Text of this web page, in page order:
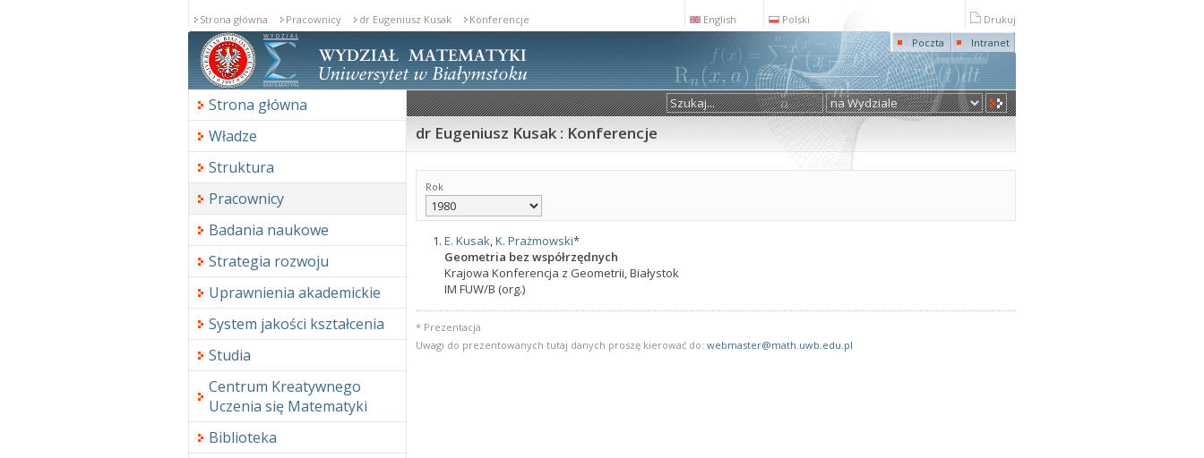
Strona główna Pracownicy dr Eugeniusz Kusak Konferencje English Polski
Drukuj
Poczta
Intranet
Strona główna
Władze
Struktura
Pracownicy
Badania naukowe
Strategia rozwoju
Uprawnienia akademickie
System jakości kształcenia
Studia
Centrum Kreatywnego
Uczenia się Matematyki
Biblioteka
dr Eugeniusz Kusak : Konferencje
Rok
E. Kusak,K. Prażmowski*
Geometria bez współrzędnych
Krajowa Konferencja z Geometrii, Białystok
IM FUW/B (org.)
* Prezentacja
Uwagi do prezentowanych tutaj danych proszę kierować do: webmaster@math.uwb.edu.pl